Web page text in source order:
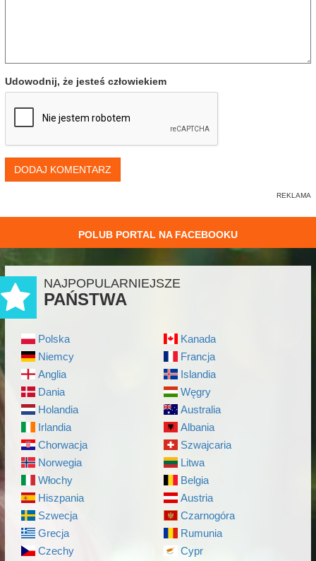
Udowodnij, że jesteś człowiekiem
DODAJ KOMENTARZ
POLUB PORTAL NA FACEBOOKU
NAJPOPULARNIEJSZE
PAŃSTWA
Polska
Niemcy
Anglia
Dania
Holandia
Irlandia
Chorwacja
Norwegia
Włochy
Hiszpania
Szwecja
Grecja
Czechy
Kanada
Francja
Islandia
Węgry
Australia
Albania
Szwajcaria
Litwa
Belgia
Austria
Czarnogóra
Rumunia
Cypr